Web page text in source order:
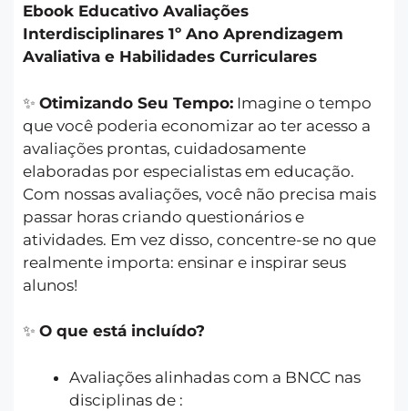
Ebook Educativo Avaliações
Interdisciplinares 1º Ano Aprendizagem
Avaliativa e Habilidades Curriculares
✨ Otimizando Seu Tempo: Imagine o tempo
que você poderia economizar ao ter acesso a
avaliações prontas, cuidadosamente
elaboradas por especialistas em educação.
Com nossas avaliações, você não precisa mais
passar horas criando questionários e
atividades. Em vez disso, concentre-se no que
realmente importa: ensinar e inspirar seus
alunos!
✨ O que está incluído?
Avaliações alinhadas com a BNCC nas
disciplinas de :